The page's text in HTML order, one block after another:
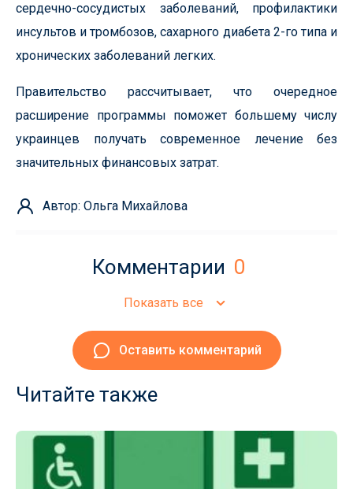
сердечно-сосудистых заболеваний, профилактики
инсультов и тромбозов, сахарного диабета 2-го типа и
хронических заболеваний легких.
Правительство рассчитывает, что очередное
расширение программы поможет большему числу
украинцев получать современное лечение без
значительных финансовых затрат.
Автор: Ольга Михайлова
Комментарии 0
Показать все
Оставить комментарий
Читайте также